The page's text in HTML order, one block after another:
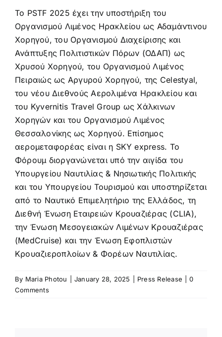
Το PSTF 2025 έχει την υποστήριξη του
Οργανισμού Λιμένος Ηρακλείου ως Αδαμάντινου
Χορηγού, του Οργανισμού Διαχείρισης και
Ανάπτυξης Πολιτιστικών Πόρων (ΟΔΑΠ) ως
Χρυσού Χορηγού, του Οργανισμού Λιμένος
Πειραιώς ως Αργυρού Χορηγού, της Celestyal,
του νέου Διεθνούς Αερολιμένα Ηρακλείου και
του Kyvernitis Travel Group ως Χάλκινων
Χορηγών και του Οργανισμού Λιμένος
Θεσσαλονίκης ως Χορηγού. Επίσημος
αερομεταφορέας είναι η SKY express. Το
Φόρουμ διοργανώνεται υπό την αιγίδα του
Υπουργείου Ναυτιλίας & Νησιωτικής Πολιτικής
και του Υπουργείου Τουρισμού και υποστηρίζεται
από το Ναυτικό Επιμελητήριο της Ελλάδος, τη
Διεθνή Ένωση Εταιρειών Κρουαζιέρας (CLIA),
την Ένωση Μεσογειακών Λιμένων Κρουαζιέρας
(MedCruise) και την Ένωση Εφοπλιστών
Κρουαζιεροπλοίων & Φορέων Ναυτιλίας.
By Maria Photou January 28, 2025 Press Release
0
Comments